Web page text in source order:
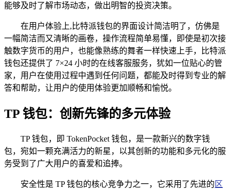
能够及时了解市场动态，做出明智的投资决策。
在用户体验上,比特派钱包的界面设计简洁明了，仿佛是
一幅简洁而又清晰的画卷，操作流程简单易懂，即使是初次接
触数字货币的用户，也能像熟练的舞者一样快速上手，比特派
钱包还提供了 7×24 小时的在线客服服务，犹如一位贴心的管
家，用户在使用过程中遇到任何问题，都能及时得到专业的解
答和帮助，让用户的使用体验更加顺畅和愉悦。
TP 钱包：创新先锋的多元体验
TP 钱包，即 TokenPocket 钱包，是一款新兴的数字钱
包，宛如一颗充满活力的新星，以其创新的功能和多元化的服
务受到了广大用户的喜爱和追捧。
安全性是 TP 钱包的核心竞争力之一，它采用了先进的 区